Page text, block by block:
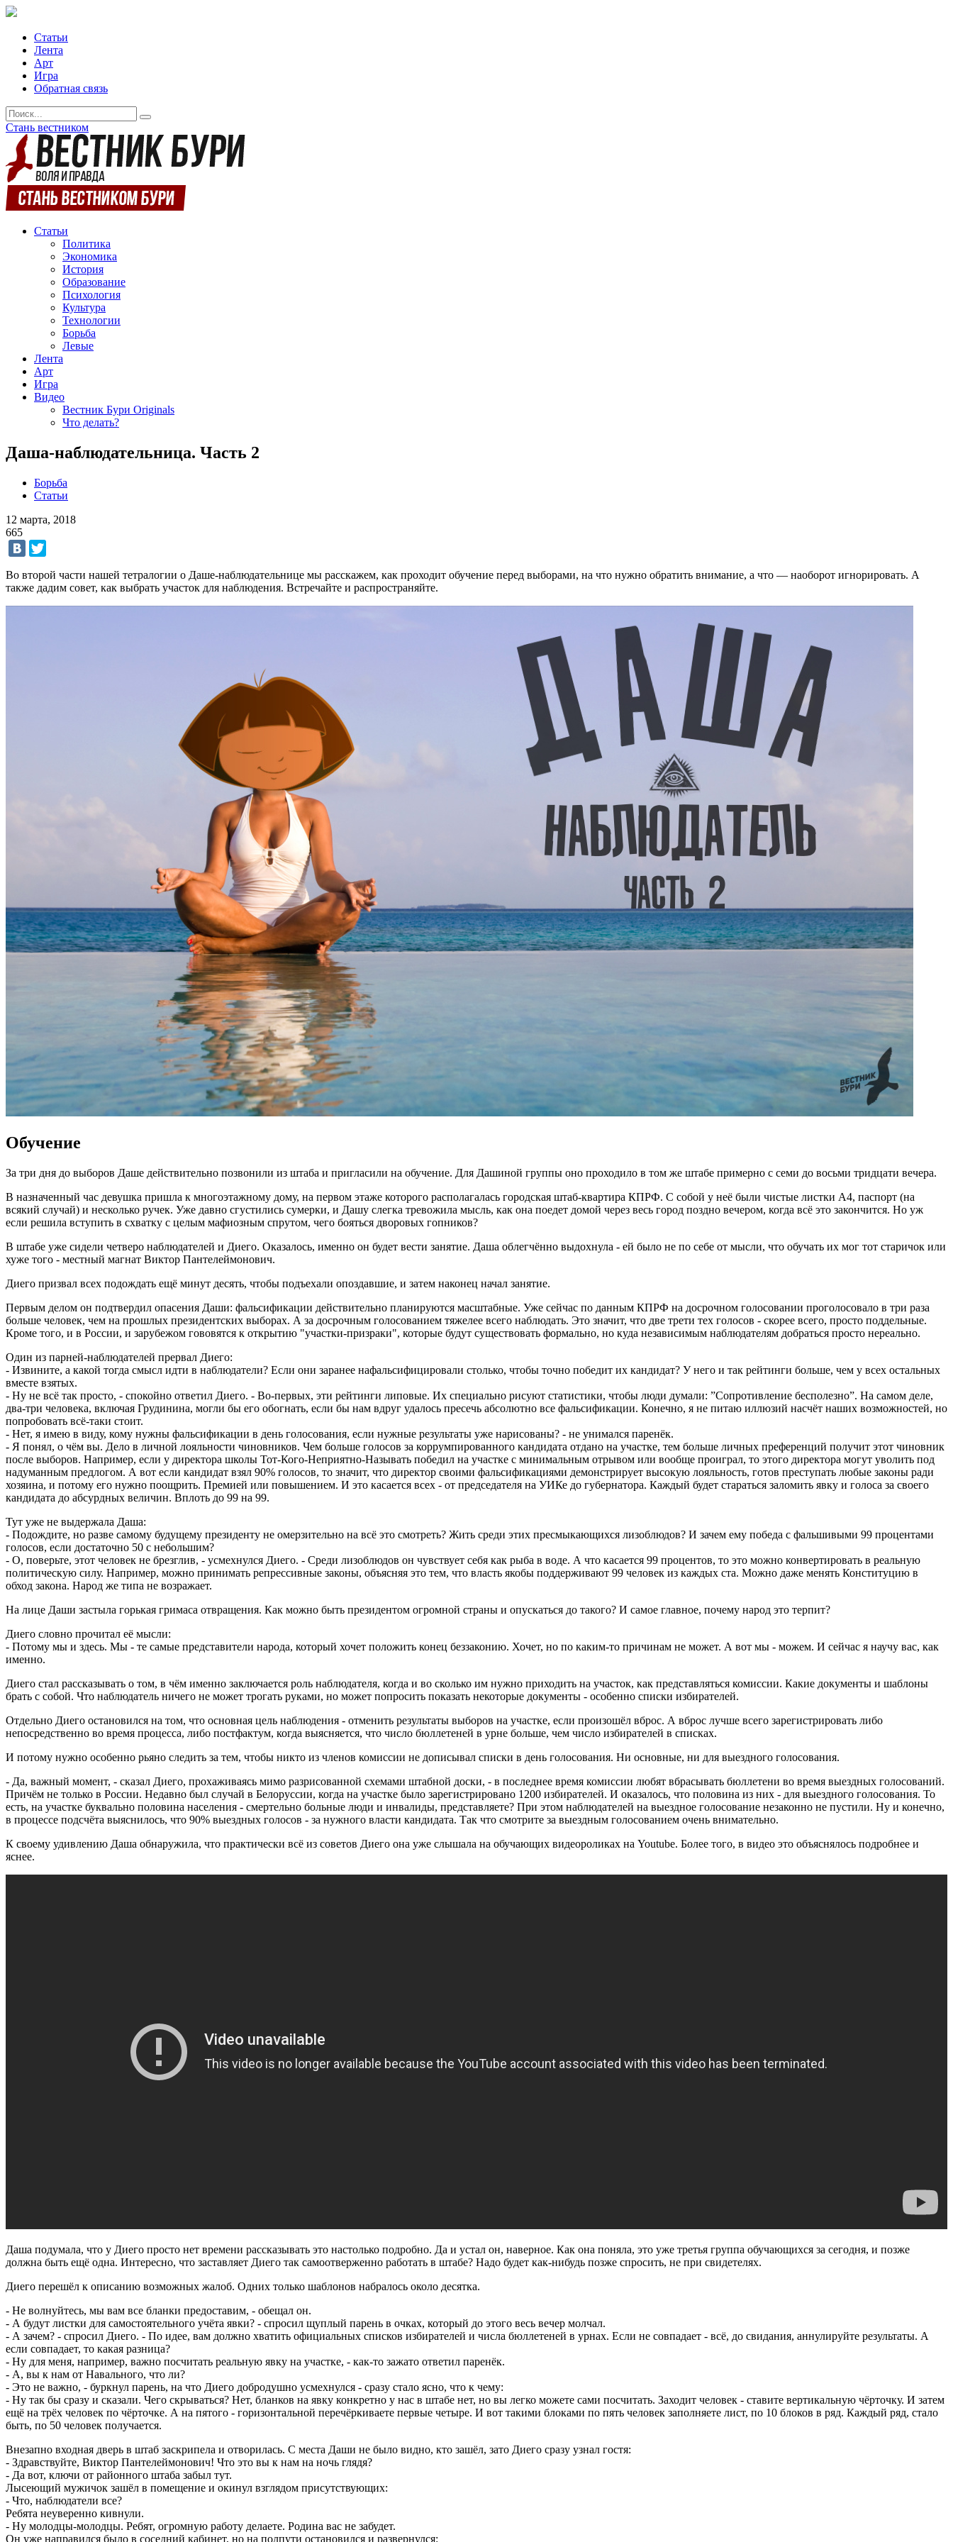
Статьи
Лента
Арт
Игра
Обратная связь
Стань вестником
Статьи
Политика
Экономика
История
Образование
Психология
Культура
Технологии
Борьба
Левые
Лента
Арт
Игра
Видео
Вестник Бури Originals
Что делать?
Даша-наблюдательница. Часть 2
Борьба
Статьи
12 марта, 2018
665
Во второй части нашей тетралогии о Даше-наблюдательнице мы расскажем, как проходит обучение перед выборами, на что нужно обратить внимание, а что — наоборот игнорировать. А
также дадим совет, как выбрать участок для наблюдения. Встречайте и распространяйте.
Обучение
За три дня до выборов Даше действительно позвонили из штаба и пригласили на обучение. Для Дашиной группы оно проходило в том же штабе примерно с семи до восьми тридцати вечера.
В назначенный час девушка пришла к многоэтажному дому, на первом этаже которого располагалась городская штаб-квартира КПРФ. С собой у неё были чистые листки A4, паспорт (на
всякий случай) и несколько ручек. Уже давно сгустились сумерки, и Дашу слегка тревожила мысль, как она поедет домой через весь город поздно вечером, когда всё это закончится. Но уж
если решила вступить в схватку с целым мафиозным спрутом, чего бояться дворовых гопников?
В штабе уже сидели четверо наблюдателей и Диего. Оказалось, именно он будет вести занятие. Даша облегчённо выдохнула - ей было не по себе от мысли, что обучать их мог тот старичок или
хуже того - местный магнат Виктор Пантелеймонович.
Диего призвал всех подождать ещё минут десять, чтобы подъехали опоздавшие, и затем наконец начал занятие.
Первым делом он подтвердил опасения Даши: фальсификации действительно планируются масштабные. Уже сейчас по данным КПРФ на досрочном голосовании проголосовало в три раза
больше человек, чем на прошлых президентских выборах. А за досрочным голосованием тяжелее всего наблюдать. Это значит, что две трети тех голосов - скорее всего, просто поддельные.
Кроме того, и в России, и зарубежом гововятся к открытию "участки-призраки", которые будут существовать формально, но куда независимым наблюдателям добраться просто нереально.
Один из парней-наблюдателей прервал Диего:
- Извините, а какой тогда смысл идти в наблюдатели? Если они заранее нафальсифицировали столько, чтобы точно победит их кандидат? У него и так рейтинги больше, чем у всех остальных
вместе взятых.
- Ну не всё так просто, - спокойно ответил Диего. - Во-первых, эти рейтинги липовые. Их специально рисуют статистики, чтобы люди думали: ”Сопротивление бесполезно”. На самом деле,
два-три человека, включая Грудинина, могли бы его обогнать, если бы нам вдруг удалось пресечь абсолютно все фальсификации. Конечно, я не питаю иллюзий насчёт наших возможностей, но
попробовать всё-таки стоит.
- Нет, я имею в виду, кому нужны фальсификации в день голосования, если нужные результаты уже нарисованы? - не унимался паренёк.
- Я понял, о чём вы. Дело в личной лояльности чиновников. Чем больше голосов за коррумпированного кандидата отдано на участке, тем больше личных преференций получит этот чиновник
после выборов. Например, если у директора школы Тот-Кого-Неприятно-Называть победил на участке с минимальным отрывом или вообще проиграл, то этого директора могут уволить под
надуманным предлогом. А вот если кандидат взял 90% голосов, то значит, что директор своими фальсификациями демонстрирует высокую лояльность, готов преступать любые законы ради
хозяина, и потому его нужно поощрить. Премией или повышением. И это касается всех - от председателя на УИКе до губернатора. Каждый будет стараться заломить явку и голоса за своего
кандидата до абсурдных величин. Вплоть до 99 на 99.
Тут уже не выдержала Даша:
- Подождите, но разве самому будущему президенту не омерзительно на всё это смотреть? Жить среди этих пресмыкающихся лизоблюдов? И зачем ему победа с фальшивыми 99 процентами
голосов, если достаточно 50 с небольшим?
- О, поверьте, этот человек не брезглив, - усмехнулся Диего. - Среди лизоблюдов он чувствует себя как рыба в воде. А что касается 99 процентов, то это можно конвертировать в реальную
политическую силу. Например, можно принимать репрессивные законы, объясняя это тем, что власть якобы поддерживают 99 человек из каждых ста. Можно даже менять Конституцию в
обход закона. Народ же типа не возражает.
На лице Даши застыла горькая гримаса отвращения. Как можно быть президентом огромной страны и опускаться до такого? И самое главное, почему народ это терпит?
Диего словно прочитал её мысли:
- Потому мы и здесь. Мы - те самые представители народа, который хочет положить конец беззаконию. Хочет, но по каким-то причинам не может. А вот мы - можем. И сейчас я научу вас, как
именно.
Диего стал рассказывать о том, в чём именно заключается роль наблюдателя, когда и во сколько им нужно приходить на участок, как представляться комиссии. Какие документы и шаблоны
брать с собой. Что наблюдатель ничего не может трогать руками, но может попросить показать некоторые документы - особенно списки избирателей.
Отдельно Диего остановился на том, что основная цель наблюдения - отменить результаты выборов на участке, если произошёл вброс. А вброс лучше всего зарегистрировать либо
непосредственно во время процесса, либо постфактум, когда выясняется, что число бюллетеней в урне больше, чем число избирателей в списках.
И потому нужно особенно рьяно следить за тем, чтобы никто из членов комиссии не дописывал списки в день голосования. Ни основные, ни для выездного голосования.
- Да, важный момент, - сказал Диего, прохаживаясь мимо разрисованной схемами штабной доски, - в последнее время комиссии любят вбрасывать бюллетени во время выездных голосований.
Причём не только в России. Недавно был случай в Белоруссии, когда на участке было зарегистрировано 1200 избирателей. И оказалось, что половина из них - для выездного голосования. То
есть, на участке буквально половина населения - смертельно больные люди и инвалиды, представляете? При этом наблюдателей на выездное голосование незаконно не пустили. Ну и конечно,
в процессе подсчёта выяснилось, что 90% выездных голосов - за нужного власти кандидата. Так что смотрите за выездным голосованием очень внимательно.
К своему удивлению Даша обнаружила, что практически всё из советов Диего она уже слышала на обучающих видеороликах на Youtube. Более того, в видео это объяснялось подробнее и
яснее.
Даша подумала, что у Диего просто нет времени рассказывать это настолько подробно. Да и устал он, наверное. Как она поняла, это уже третья группа обучающихся за сегодня, и позже
должна быть ещё одна. Интересно, что заставляет Диего так самоотверженно работать в штабе? Надо будет как-нибудь позже спросить, не при свидетелях.
Диего перешёл к описанию возможных жалоб. Одних только шаблонов набралось около десятка.
- Не волнуйтесь, мы вам все бланки предоставим, - обещал он.
- А будут листки для самостоятельного учёта явки? - спросил щуплый парень в очках, который до этого весь вечер молчал.
- А зачем? - спросил Диего. - По идее, вам должно хватить официальных списков избирателей и числа бюллетеней в урнах. Если не совпадает - всё, до свидания, аннулируйте результаты. А
если совпадает, то какая разница?
- Ну для меня, например, важно посчитать реальную явку на участке, - как-то зажато ответил паренёк.
- А, вы к нам от Навального, что ли?
- Это не важно, - буркнул парень, на что Диего добродушно усмехнулся - сразу стало ясно, что к чему:
- Ну так бы сразу и сказали. Чего скрываться? Нет, бланков на явку конкретно у нас в штабе нет, но вы легко можете сами посчитать. Заходит человек - ставите вертикальную чёрточку. И затем
ещё на трёх человек по чёрточке. А на пятого - горизонтальной перечёркиваете первые четыре. И вот такими блоками по пять человек заполняете лист, по 10 блоков в ряд. Каждый ряд, стало
быть, по 50 человек получается.
Внезапно входная дверь в штаб заскрипела и отворилась. С места Даши не было видно, кто зашёл, зато Диего сразу узнал гостя:
- Здравствуйте, Виктор Пантелеймонович! Что это вы к нам на ночь глядя?
- Да вот, ключи от районного штаба забыл тут.
Лысеющий мужичок зашёл в помещение и окинул взглядом присутствующих:
- Что, наблюдатели все?
Ребята неуверенно кивнули.
- Ну молодцы-молодцы. Ребят, огромную работу делаете. Родина вас не забудет.
Он уже направился было в соседний кабинет, но на полпути остановился и развернулся: